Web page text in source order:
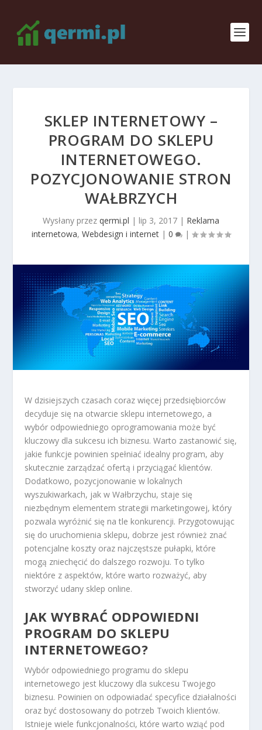
SKLEP INTERNETOWY –
PROGRAM DO SKLEPU
INTERNETOWEGO.
POZYCJONOWANIE STRON
WAŁBRZYCH
Wysłany przez qermi.pl | lip 3, 2017 | Reklama
internetowa, Webdesign i internet | 0 |
W dzisiejszych czasach coraz więcej przedsiębiorców
decyduje się na otwarcie sklepu internetowego, a
wybór odpowiedniego oprogramowania może być
kluczowy dla sukcesu ich biznesu. Warto zastanowić się,
jakie funkcje powinien spełniać idealny program, aby
skutecznie zarządzać ofertą i przyciągać klientów.
Dodatkowo, pozycjonowanie w lokalnych
wyszukiwarkach, jak w Wałbrzychu, staje się
niezbędnym elementem strategii marketingowej, który
pozwala wyróżnić się na tle konkurencji. Przygotowując
się do uruchomienia sklepu, dobrze jest również znać
potencjalne koszty oraz najczęstsze pułapki, które
mogą zniechęcić do dalszego rozwoju. To tylko
niektóre z aspektów, które warto rozważyć, aby
stworzyć udany sklep online.
JAK WYBRAĆ ODPOWIEDNI
PROGRAM DO SKLEPU
INTERNETOWEGO?
Wybór odpowiedniego programu do sklepu
internetowego jest kluczowy dla sukcesu Twojego
biznesu. Powinien on odpowiadać specyfice działalności
oraz być dostosowany do potrzeb Twoich klientów.
Istnieje wiele funkcjonalności, które warto wziąć pod